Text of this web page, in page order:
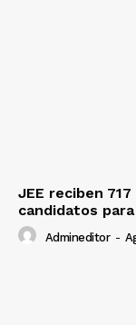
JEE reciben
candidatos para
Admineditor -